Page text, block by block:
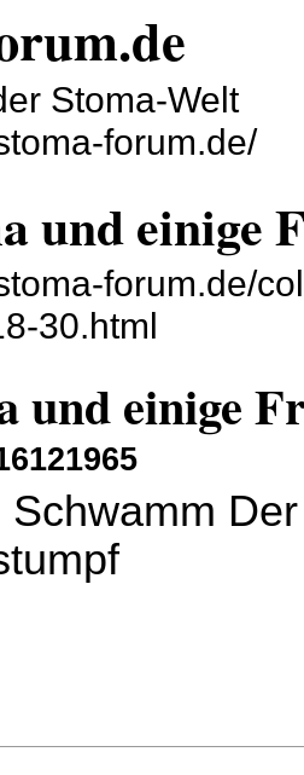
Stoma-Welt
forum.de/
und einige
forum.de/
30.html
und einige
Schwamm